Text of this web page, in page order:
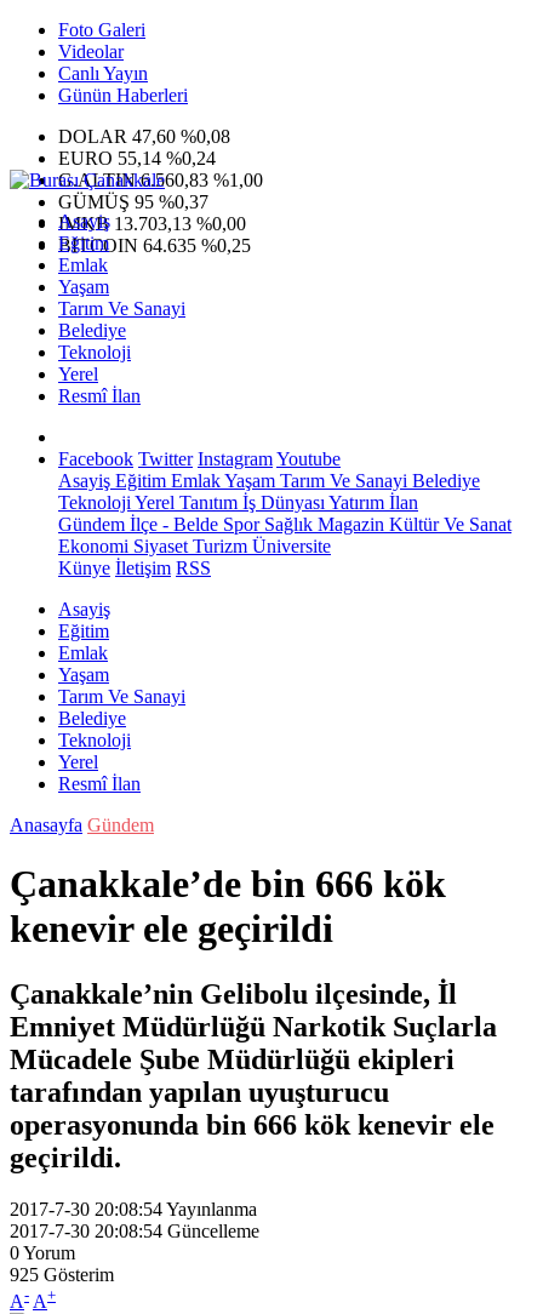
Foto Galeri
Videolar
Canlı Yayın
Günün Haberleri
DOLAR 47,60 %0,08
EURO 55,14 %0,24
G.ALTIN6.560,83 %1,00
GÜMÜŞ 95 %0,37
IMKB 13.703,13 %0,00
BITCOIN 64.635 %0,25
Asayiş
Eğitim
Emlak
Yaşam
Tarım Ve Sanayi
Belediye
Teknoloji
Yerel
Resmî İlan
Facebook Twitter InstagramYoutube
Asayiş Eğitim EmlakYaşam Tarım Ve Sanayi Belediye
Teknoloji Yerel Tanıtım İş Dünyası Yatırım İlan
Gündem İlçe - Belde SporSağlık Magazin Kültür Ve Sanat
Ekonomi Siyaset Turizm Üniversite
Künye İletişim RSS
Asayiş
Eğitim
Emlak
Yaşam
Tarım Ve Sanayi
Belediye
Teknoloji
Yerel
Resmî İlan
Anasayfa Gündem
Çanakkale’de bin 666 kök
kenevir ele geçirildi
Çanakkale’nin Gelibolu ilçesinde, İl
Emniyet Müdürlüğü Narkotik Suçlarla
Mücadele Şube Müdürlüğü ekipleri
tarafından yapılan uyuşturucu
operasyonunda bin 666 kök kenevir ele
geçirildi.
2017-7-30 20:08:54Yayınlanma
2017-7-30 20:08:54 Güncelleme
0Yorum
925 Gösterim
A- A+